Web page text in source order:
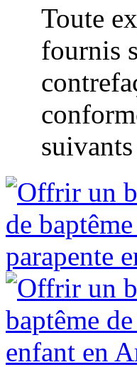
Toute
fournis